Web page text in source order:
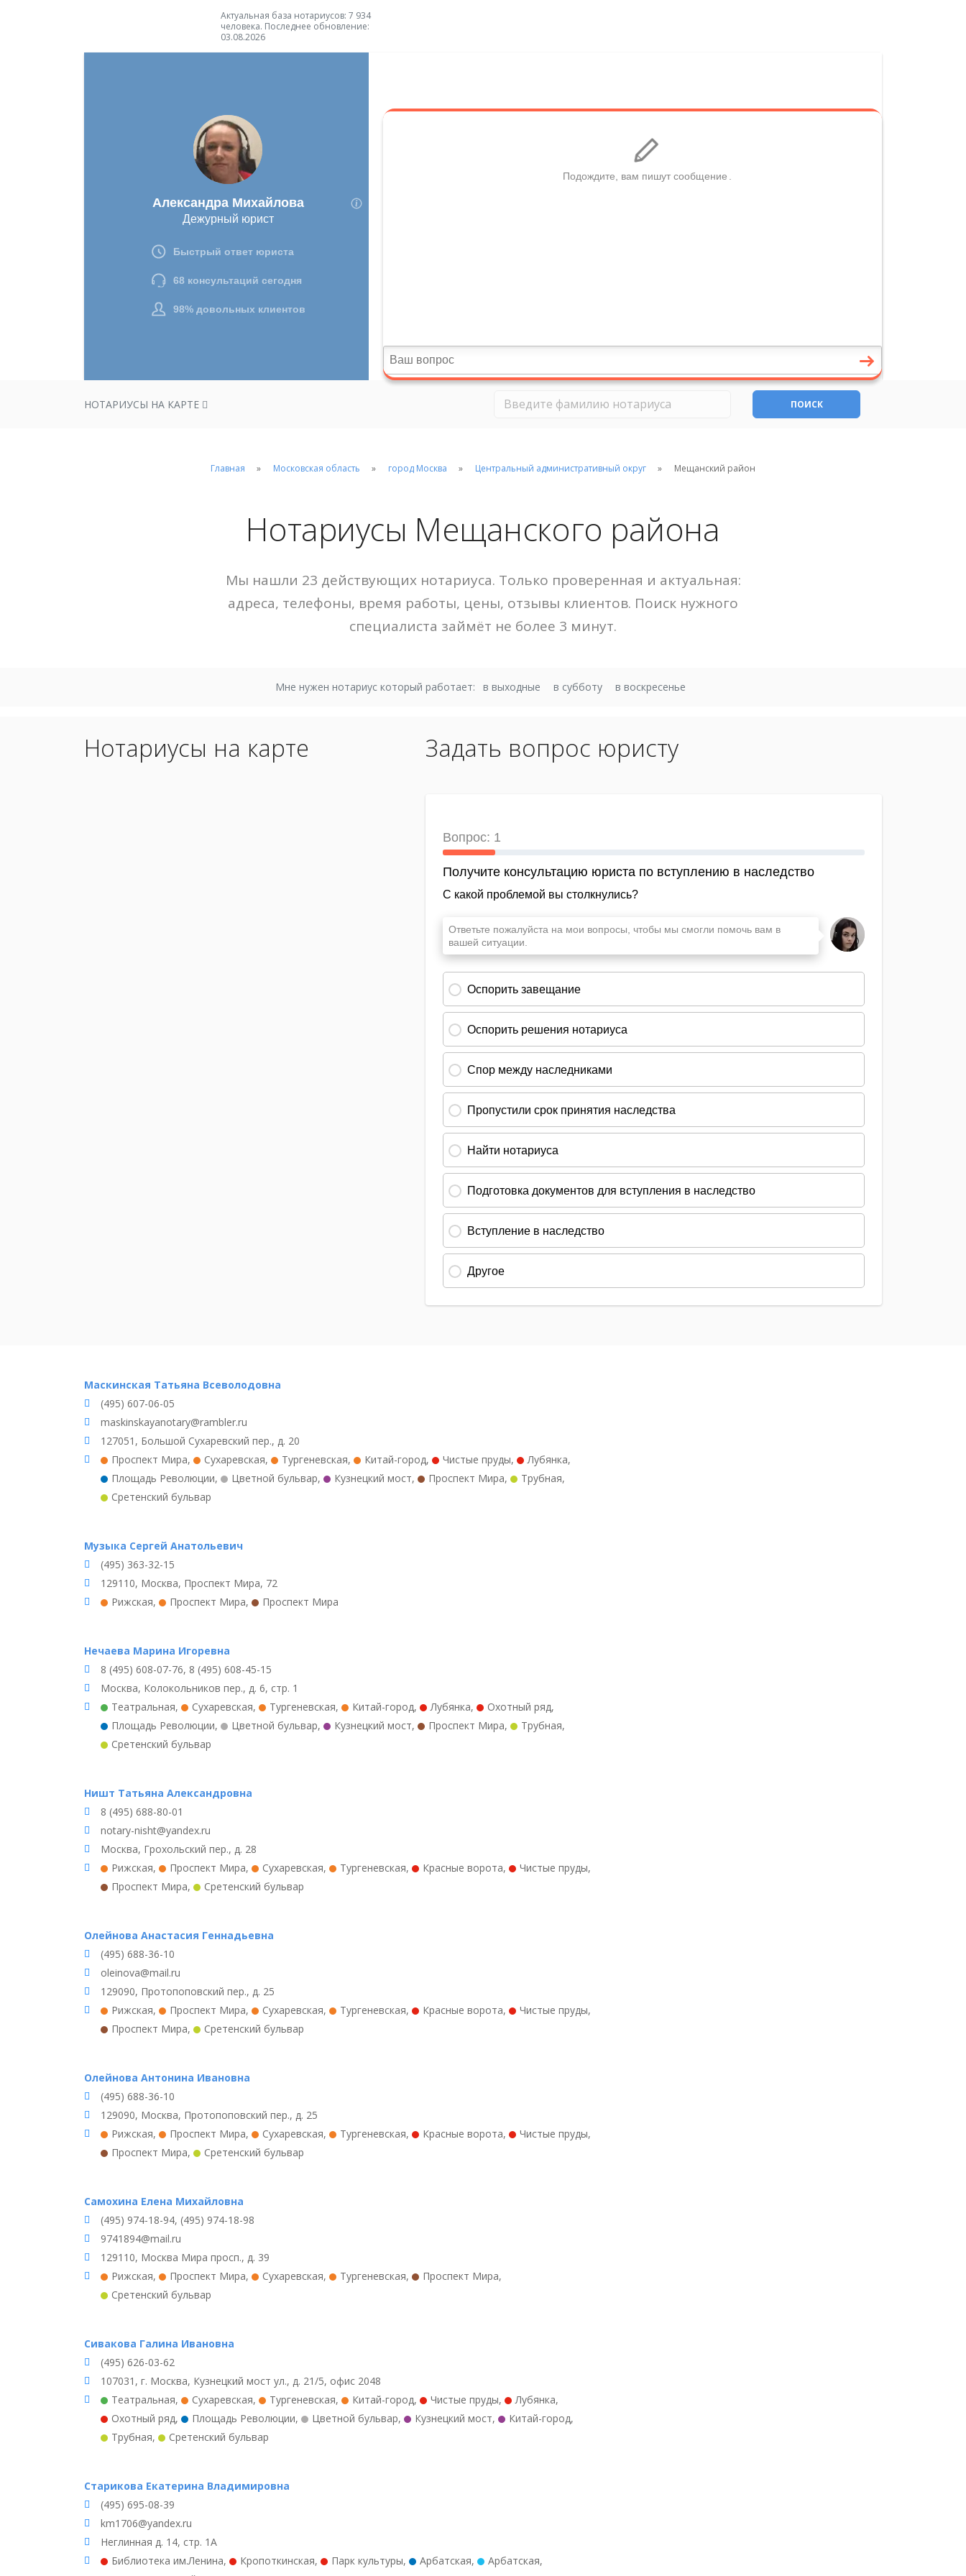
Актуальная база нотариусов: 7 934
человека. Последнее обновление:
03.08.2026
НОТАРИУСЫ НА КАРТЕ ПОИСК
Главная Московская область город Москва Центральный административный округ Мещанский район
Нотариусы Мещанского района
Мы нашли 23 действующих нотариуса. Только проверенная и актуальная:
адреса, телефоны, время работы, цены, отзывы клиентов. Поиск нужного
специалиста займёт не более 3 минут.
Мне нужен нотариус который работает: в выходные в субботу в воскресенье
Нотариусы на карте Задать вопрос юристу
Маскинская Татьяна Всеволодовна
(495) 607-06-05
maskinskayanotary@rambler.ru
127051, Большой Сухаревский пер., д. 20
Проспект Мира, Сухаревская, Тургеневская, Китай-город, Чистые пруды, Лубянка,
Площадь Революции, Цветной бульвар, Кузнецкий мост, Проспект Мира, Трубная,
Сретенский бульвар
Музыка Сергей Анатольевич
(495) 363-32-15
129110, Москва, Проспект Мира, 72
Рижская, Проспект Мира, Проспект Мира
Нечаева Марина Игоревна
8 (495) 608-07-76, 8 (495) 608-45-15
Москва, Колокольников пер., д. 6, стр. 1
Театральная, Сухаревская, Тургеневская, Китай-город, Лубянка, Охотный ряд,
Площадь Революции, Цветной бульвар, Кузнецкий мост, Проспект Мира, Трубная,
Сретенский бульвар
Ништ Татьяна Александровна
8 (495) 688-80-01
notary-nisht@yandex.ru
Москва, Грохольский пер., д. 28
Рижская, Проспект Мира, Сухаревская, Тургеневская, Красные ворота, Чистые пруды,
Проспект Мира, Сретенский бульвар
Олейнова Анастасия Геннадьевна
(495) 688-36-10
oleinova@mail.ru
129090, Протопоповский пер., д. 25
Рижская, Проспект Мира, Сухаревская, Тургеневская, Красные ворота, Чистые пруды,
Проспект Мира, Сретенский бульвар
Олейнова Антонина Ивановна
(495) 688-36-10
129090, Москва, Протопоповский пер., д. 25
Рижская, Проспект Мира, Сухаревская, Тургеневская, Красные ворота, Чистые пруды,
Проспект Мира, Сретенский бульвар
Самохина Елена Михайловна
(495) 974-18-94, (495) 974-18-98
9741894@mail.ru
129110, Москва Мира просп., д. 39
Рижская, Проспект Мира, Сухаревская, Тургеневская, Проспект Мира,
Сретенский бульвар
Сивакова Галина Ивановна
(495) 626-03-62
107031, г. Москва, Кузнецкий мост ул., д. 21/5, офис 2048
Театральная, Сухаревская, Тургеневская, Китай-город, Чистые пруды, Лубянка,
Охотный ряд, Площадь Революции, Цветной бульвар, Кузнецкий мост, Китай-город,
Трубная, Сретенский бульвар
Старикова Екатерина Владимировна
(495) 695-08-39
km1706@yandex.ru
Неглинная д. 14, стр. 1А
Библиотека им.Ленина, Кропоткинская, Парк культуры, Арбатская, Арбатская,